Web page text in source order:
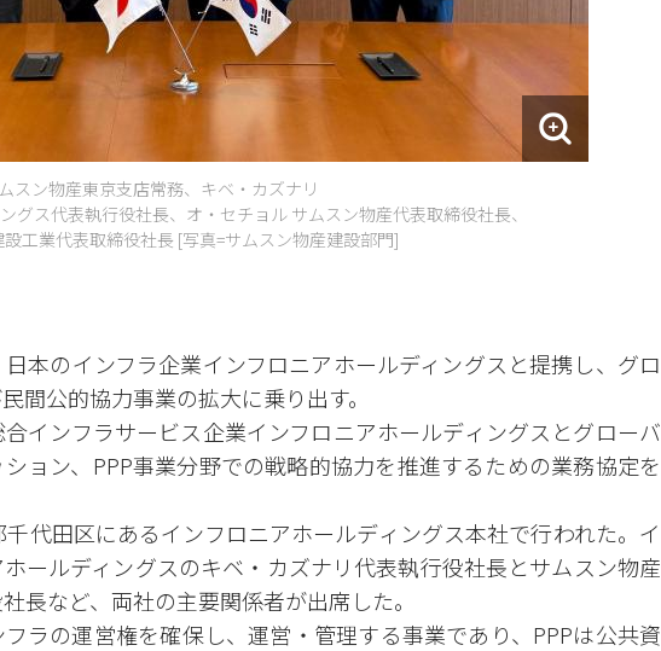
スン物産東京支店常務、キベ・カズナリ
グス代表執行役社長、オ・セチョル サムスン物産代表取締役社長、
工業代表取締役社長 [写真=サムスン物産建設部門]
本のインフラ企業インフロニアホールディングスと提携し、グロ
間公的協力事業の拡大に乗り出す。
インフラサービス企業インフロニアホールディングスとグローバ
ョン、PPP事業分野での戦略的協力を推進するための業務協定を
代田区にあるインフロニアホールディングス本社で行われた。イ
ールディングスのキベ・カズナリ代表執行役社長とサムスン物産
長など、両社の主要関係者が出席した。
ラの運営権を確保し、運営・管理する事業であり、PPPは公共資